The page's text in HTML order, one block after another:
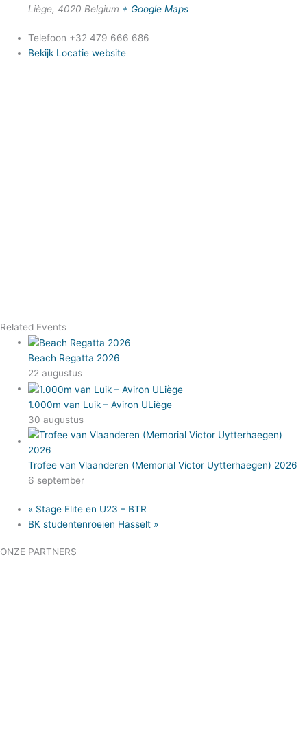
Liège, 4020 Belgium + Google Maps
Telefoon +32 479 666 686
Bekijk Locatie website
Related Events
Beach Regatta 2026
22 augustus
1.000m van Luik – Aviron ULiège
30 augustus
Trofee van Vlaanderen (Memorial Victor Uytterhaegen) 2026
6 september
« Stage Elite en U23 – BTR
BK studentenroeien Hasselt »
ONZE PARTNERS